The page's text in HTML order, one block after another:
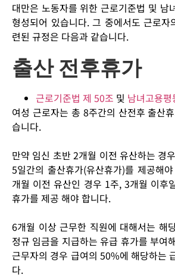
대만은 노동자를 위한 근로기준법 및 남
형성되어 있습니다. 그 중에서도 근로
련된 규정은 다음과 같습니다.
출산 전후휴가
근로기준법 제 50조 및 남녀고용
여성 근로자는 총 8주간의 산전후 출산
습니다.
만약 임신 초반 2개월 이전 유산하는 경
5일간의 출산휴가(유산휴가)를 제공해
개월 이전 유산인 경우 1주, 3개월 이후
휴가를 제공 해야 합니다.
6개월 이상 근무한 직원에 대해서는 해
정규 임금을 지급하는 유급 휴가를 부여
근무자의 경우 급여의 50%에 해당하는
다.